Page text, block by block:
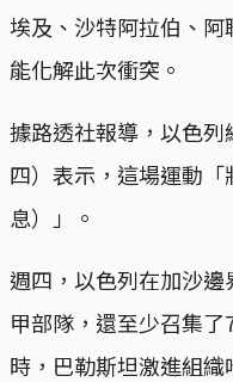
埃及、沙特阿拉伯、
能化解此次衝突。
據路透社報導，以色
四）表示，這場運動
息）」。
週四，以色列在加沙
甲部隊，還至少召集
時，巴勒斯坦激進組